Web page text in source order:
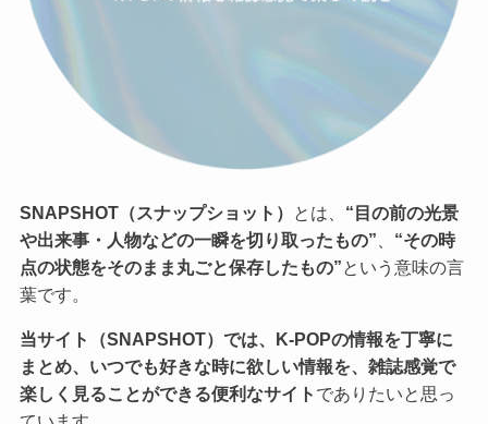
SNAPSHOT（スナップショット） とは、 “目の前の光景
や出来事・人物などの一瞬を切り取ったもの”
“その時
点の状態をそのまま丸ごと保存したもの” という意味の言
葉です。
当サイト（SNAPSHOT）では、K-POPの情報を丁寧に
まとめ、いつでも好きな時に欲しい情報を、雑誌感覚で
楽しく見ることができる便利なサイト でありたいと思っ